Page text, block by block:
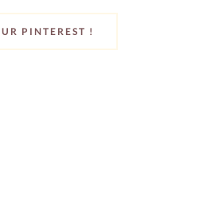
PINTEREST !